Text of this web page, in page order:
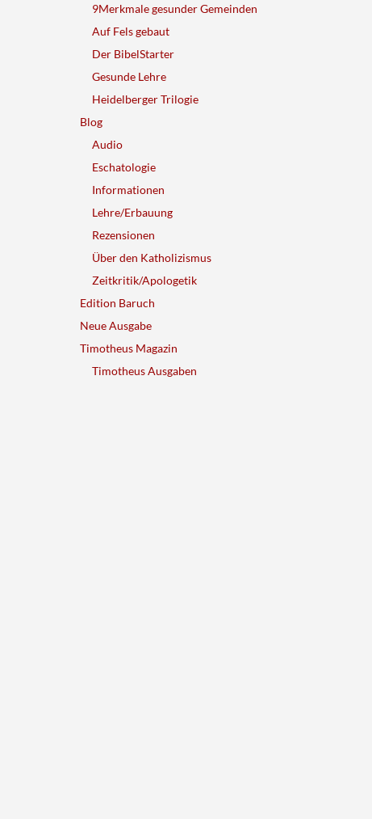
9Merkmale gesunder Gemeinden
Auf Fels gebaut
Der BibelStarter
Gesunde Lehre
Heidelberger Trilogie
Blog
Audio
Eschatologie
Informationen
Lehre/Erbauung
Rezensionen
Über den Katholizismus
Zeitkritik/Apologetik
Edition Baruch
Neue Ausgabe
Timotheus Magazin
Timotheus Ausgaben